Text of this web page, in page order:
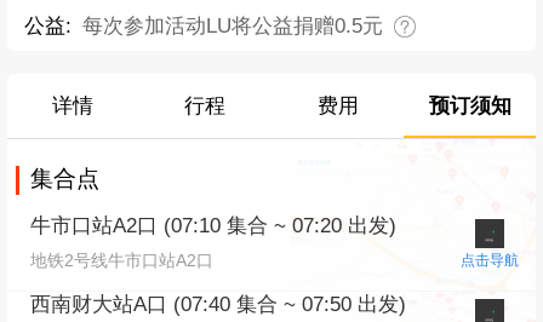
公益: 每次参加活动LU将公益捐赠0.5元
详情 行程 费用 预订须知
集合点
牛市口站A2口 (07:10 集合 ~ 07:20 出发)
地铁2号线牛市口站A2口 点击导航
西南财大站A口 (07:40 集合 ~ 07:50 出发)